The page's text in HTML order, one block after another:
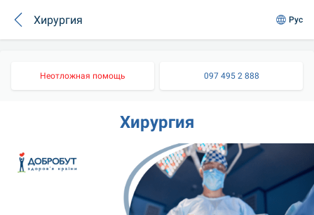
Хирургия Рус
Неотложная помощь 097 495 2 888
Хирургия